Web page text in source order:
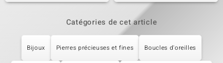
Catégories de cet article
Bijoux Pierres précieuses et fines Boucles d'oreilles